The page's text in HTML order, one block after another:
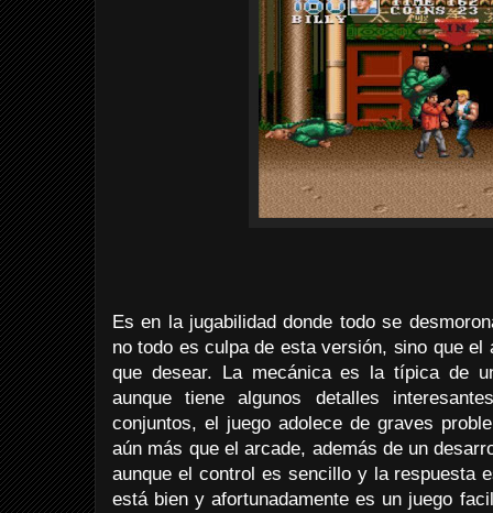
Es en la jugabilidad donde todo se
no todo es culpa de esta versión, sino que el
que desear. La mecánica es la típica de
aunque tiene algunos detalles
conjuntos, el juego adolece de graves
aún más que el arcade, además de un
aunque el control es sencillo y la respuesta
está bien y afortunadamente es un juego